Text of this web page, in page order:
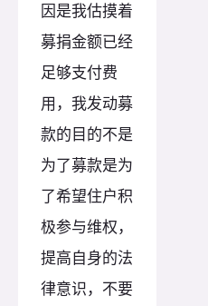
因是我估摸着
募捐金额已经
足够支付费
用，我发动募
款的目的不是
为了募款是为
了希望住户积
极参与维权，
提高自身的法
律意识，不要